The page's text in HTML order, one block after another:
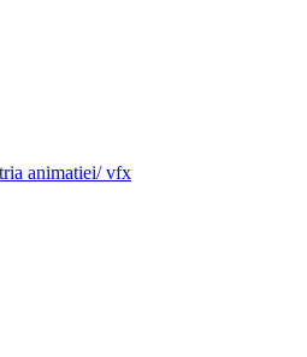
animatiei/ vfx